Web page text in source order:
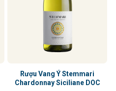
Rượu Vang Ý Stemmari
Chardonnay Siciliane DOC